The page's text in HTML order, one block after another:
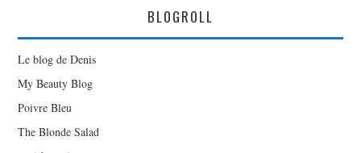
BLOGROLL
Le blog de Denis
My Beauty Blog
Poivre Bleu
The Blonde Salad